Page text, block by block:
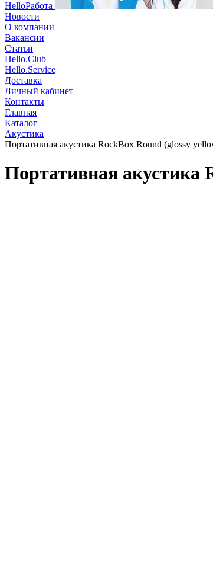
HelloРабота
Новости
О компании
Вакансии
Статьи
Hello.Club
Hello.Service
Доставка
Личный кабинет
Контакты
Главная
Каталог
Акустика
Портативная акустика RockBox Round (glossy
Портативная акустика